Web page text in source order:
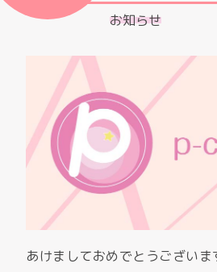
お知らせ
あけましておめでとうござい